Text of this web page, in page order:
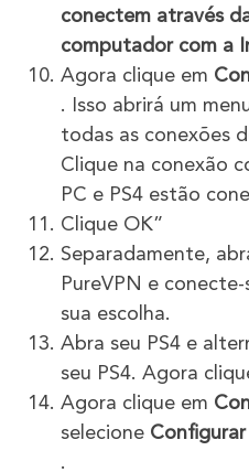
conectem através
computador com a
Agora clique em
. Isso abrirá um
todas as conexões
Clique na conexão
PC e PS4 estão
Clique OK”
Separadamente,
PureVPN e
sua escolha.
Abra seu PS4 e
seu PS4. Agora
Agora clique em
selecione
.